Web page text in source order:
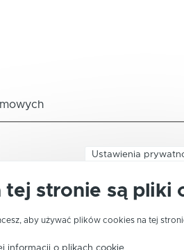
Ustawienia
tej stronie są pliki
aby używać plików cookies na tej
informacji o plikach cookie